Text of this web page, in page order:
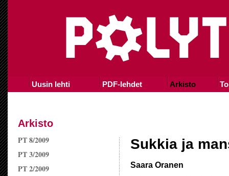
Uusin lehti PDF-lehdet Arkisto
Arkisto
PT 8/2009
PT 3/2009
PT 2/2009
Sukkia ja
Saara Oranen